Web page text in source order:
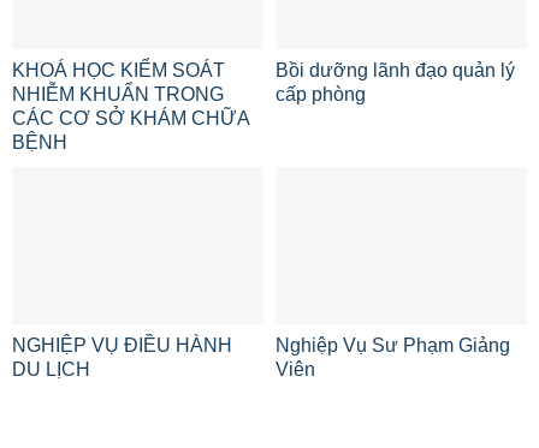
KHOÁ HỌC KIỂM SOÁT
NHIỄM KHUẨN TRONG
CÁC CƠ SỞ KHÁM CHỮA
BỆNH
Bồi dưỡng lãnh đạo quản lý
cấp phòng
NGHIỆP VỤ ĐIỀU HÀNH
DU LỊCH
Nghiệp Vụ Sư Phạm Giảng
Viên